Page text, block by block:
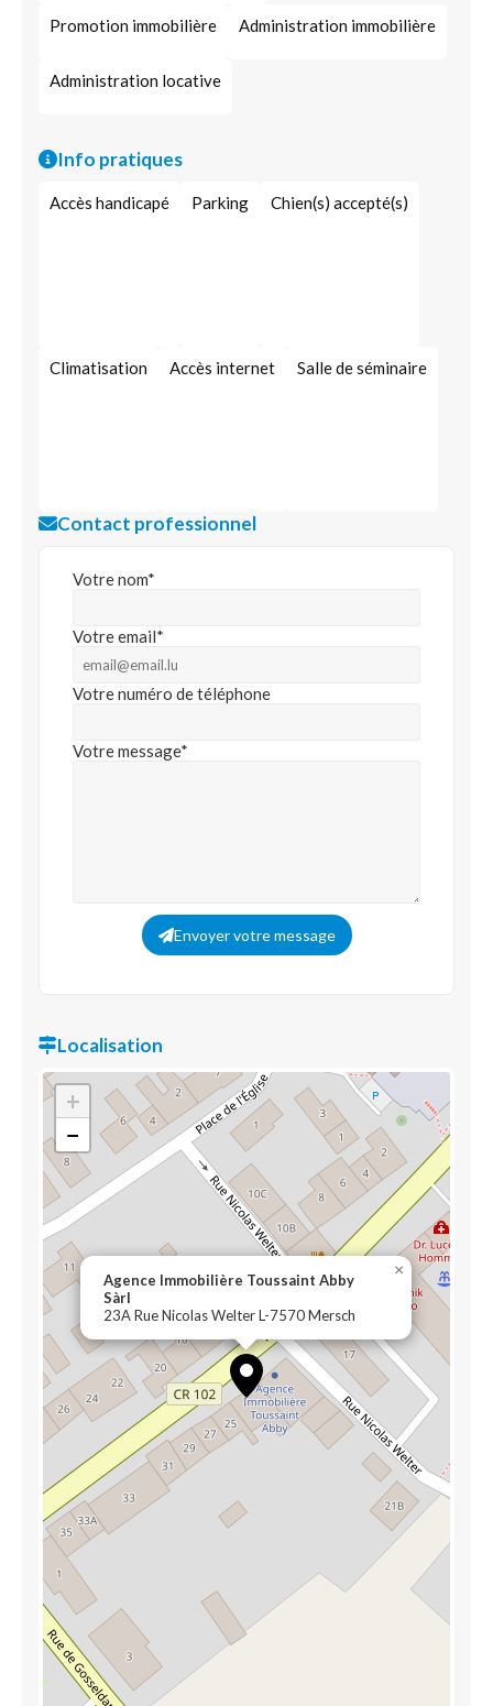
Promotion immobilière Administration immobilière
Administration locative
Info pratiques
Accès handicapé Parking Chien(s) accepté(s)
Climatisation Accès internet Salle de séminaire
Contact professionnel
Votre nom*
Votre email*
Votre numéro de téléphone
Votre message*
Envoyer votre message
Localisation
Agence Immobilière Toussaint Abby
Sàrl
23A Rue Nicolas Welter L-7570 Mersch
×
+
−